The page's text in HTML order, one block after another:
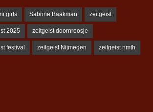
girls Sabrine Baakman zeitgeist
2025 zeitgeist doornroosje
festival zeitgeist Nijmegen zeitgeist nmth